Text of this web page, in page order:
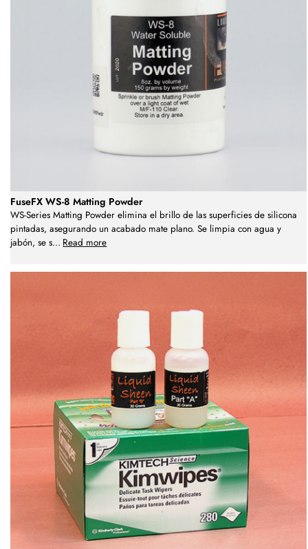
FuseFX WS-8 Matting Powder
WS-Series Matting Powder elimina el brillo de las superficies de silicona
pintadas, asegurando un acabado mate plano. Se limpia con agua y
jabón, se s... Read more